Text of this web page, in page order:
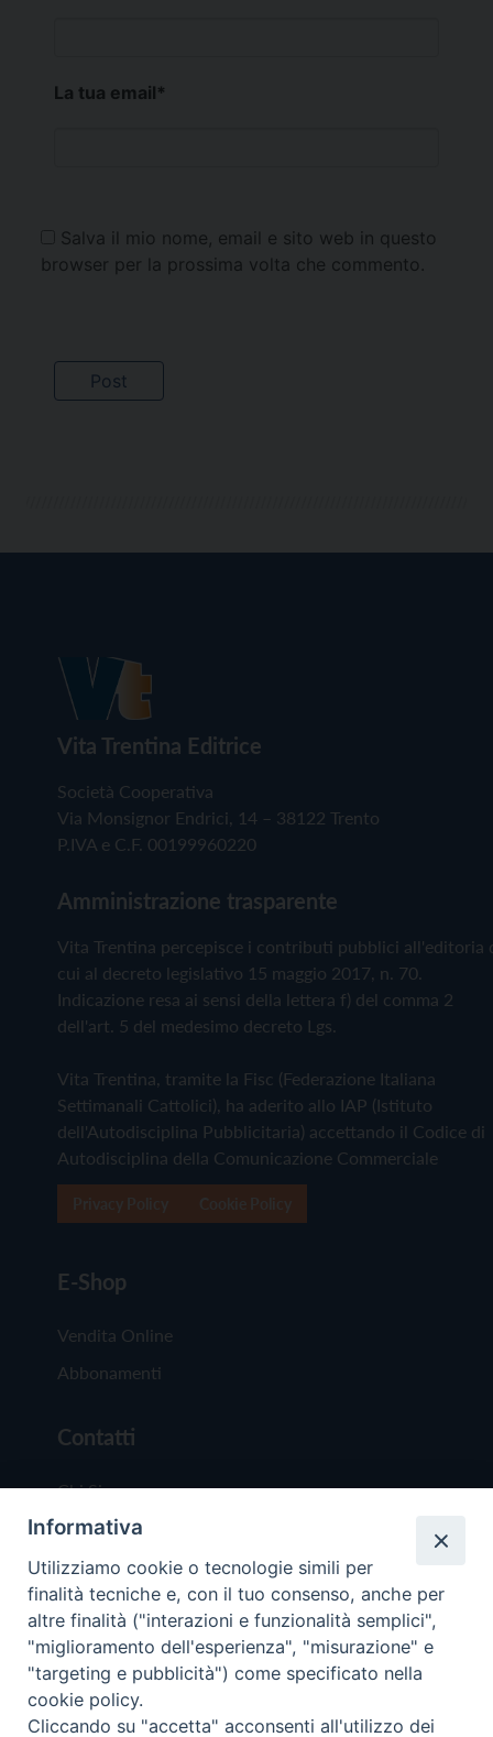
La tua email*
Salva il mio nome, email e sito web in questo
browser per la prossima volta che commento.
Vita Trentina Editrice
Società Cooperativa
Via Monsignor Endrici, 14 – 38122 Trento
P.IVA e C.F. 00199960220
Amministrazione trasparente
Vita Trentina percepisce i contributi pubblici all'editoria
cui al decreto legislativo 15 maggio 2017, n. 70.
Indicazione resa ai sensi della lettera f) del comma 2
dell'art. 5 del medesimo decreto Lgs.
Vita Trentina, tramite la Fisc (Federazione Italiana
Settimanali Cattolici), ha aderito allo IAP (Istituto
dell'Autodisciplina Pubblicitaria) accettando il Codice di
Autodisciplina della Comunicazione Commerciale
E-Shop
Vendita Online
Abbonamenti
Contatti
Chi Siamo
Redazione
Scrivici
Copyright © 2019 - Tutti i diritti riservati - Vita
Informativa
Utilizziamo cookie o tecnologie simili per
finalità tecniche e, con il tuo consenso, anche per
altre finalità ("interazioni e funzionalità semplici",
"miglioramento dell'esperienza", "misurazione" e
"targeting e pubblicità") come specificato nella
cookie policy.
Cliccando su "accetta" acconsenti all'utilizzo dei